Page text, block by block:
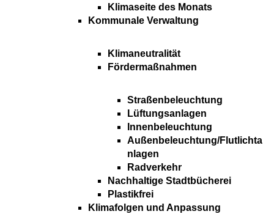
Klimaseite des Monats
Kommunale Verwaltung
Klimaneutralität
Fördermaßnahmen
Straßenbeleuchtung
Lüftungsanlagen
Innenbeleuchtung
Außenbeleuchtung/Flutlichta
nlagen
Radverkehr
Nachhaltige Stadtbücherei
Plastikfrei
Klimafolgen und Anpassung